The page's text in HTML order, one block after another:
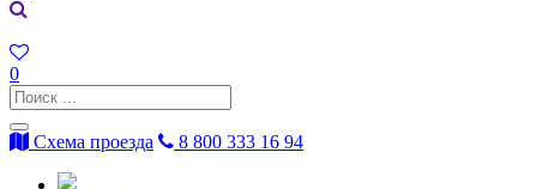
0
Схема проезда 8 800 333 16 94